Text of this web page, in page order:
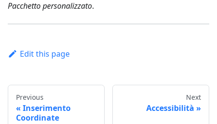
Pacchetto personalizzato.
Edit this page
Previous
Inserimento
Coordinate
Next
Accessibilità